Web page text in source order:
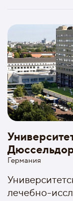
Германия
лечебно-